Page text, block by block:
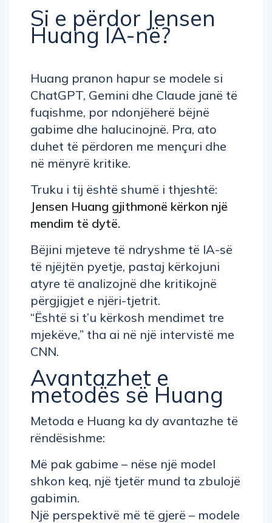
Si e përdor Jensen
Huang IA-në?
Huang pranon hapur se modele si
ChatGPT, Gemini dhe Claude janë të
fuqishme, por ndonjëherë bëjnë
gabime dhe halucinojnë. Pra, ato
duhet të përdoren me mençuri dhe
në mënyrë kritike.
Truku i tij është shumë i thjeshtë:
Jensen Huang gjithmonë kërkon një
mendim të dytë.
Bëjini mjeteve të ndryshme të IA-së
të njëjtën pyetje, pastaj kërkojuni
atyre të analizojnë dhe kritikojnë
përgjigjet e njëri-tjetrit.
“Është si t’u kërkosh mendimet tre
mjekëve,” tha ai në një intervistë me
CNN.
Avantazhet e
metodës së Huang
Metoda e Huang ka dy avantazhe të
rëndësishme:
Më pak gabime – nëse një model
shkon keq, një tjetër mund ta zbulojë
gabimin.
Një perspektivë më të gjerë – modele